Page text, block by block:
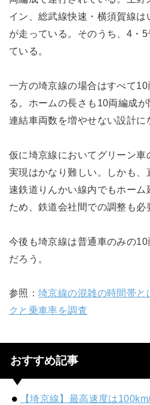
イン、総武線快速・横須賀線
が走っている。そのうち、4・
ている。
一方の埼京線の場合はすべて
る。ホームの長さも10両編成
連結車両数を増やせない設計に
仮に埼京線においてグリーン車
実現はかなり難しい。しかも
速鉄道りんかい線内でもホーム
ため、鉄道会社間での調整も必
今後も埼京線は普通車のみの
だろう。
参照：埼京線の混雑の時間帯
クと乗車率を調査
おすすめ記事
【埼京線】最高速度は